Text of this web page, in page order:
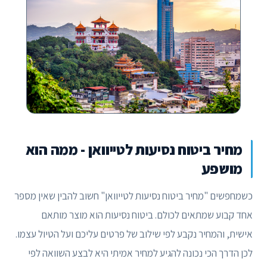
מחיר ביטוח נסיעות לטייוואן - ממה הוא
מושפע
כשמחפשים "מחיר ביטוח נסיעות לטייוואן" חשוב להבין שאין מספר
אחד קבוע שמתאים לכולם. ביטוח נסיעות הוא מוצר מותאם
אישית, והמחיר נקבע לפי שילוב של פרטים עליכם ועל הטיול עצמו.
לכן הדרך הכי נכונה להגיע למחיר אמיתי היא לבצע השוואה לפי